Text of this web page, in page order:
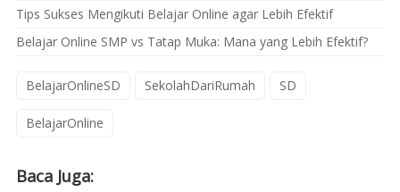
Tips Sukses Mengikuti Belajar Online agar Lebih Efektif
Belajar Online SMP vs Tatap Muka: Mana yang Lebih Efektif?
BelajarOnlineSD SekolahDariRumah SD
BelajarOnline
Baca Juga: